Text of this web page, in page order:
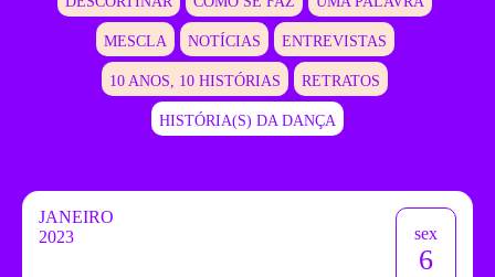
MESCLA NOTÍCIAS ENTREVISTAS
10 ANOS, 10 HISTÓRIAS RETRATOS
HISTÓRIA(S) DA DANÇA
JANEIRO
2023
sex
6